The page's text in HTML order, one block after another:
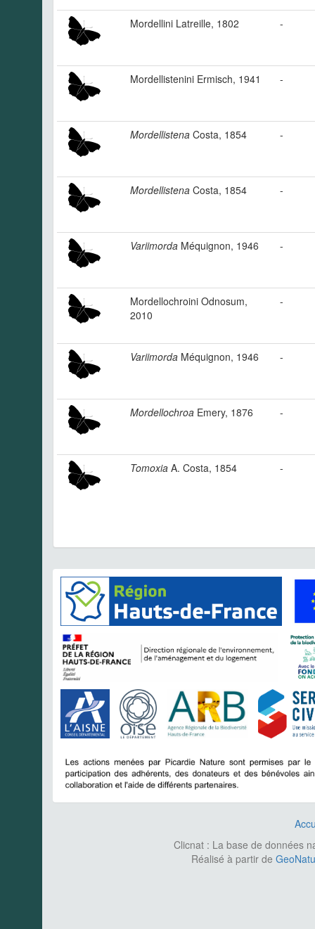
Mordellini Latreille, 1802 -
Mordellistenini Ermisch, 1941 -
Mordellistena Costa, 1854 -
Mordellistena Costa, 1854 -
Variimorda Méquignon, 1946 -
Mordellochroini Odnosum,
2010
-
Variimorda Méquignon, 1946 -
Mordellochroa Emery, 1876 -
Tomoxia A. Costa, 1854 -
Clicnat : La base de données
Réalisé à partir de